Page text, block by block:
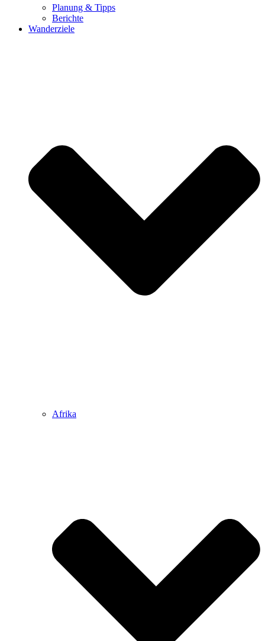
Planung & Tipps
Berichte
Wanderziele
Afrika